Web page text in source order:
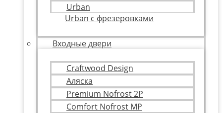
Urban
Urban с фрезеровками
Входные двери
Craftwood Design
Аляска
Premium Nofrost 2P
Comfort Nofrost MP